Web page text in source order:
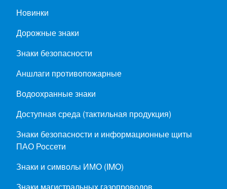
Новинки
Дорожные знаки
Знаки безопасности
Аншлаги противопожарные
Водоохранные знаки
Доступная среда (тактильная продукция)
Знаки безопасности и информационные щиты
ПАО Россети
Знаки и символы ИМО (IMO)